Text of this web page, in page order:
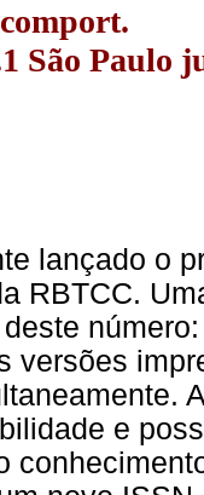
São Paulo
lançado o
RBTCC.
versões
e